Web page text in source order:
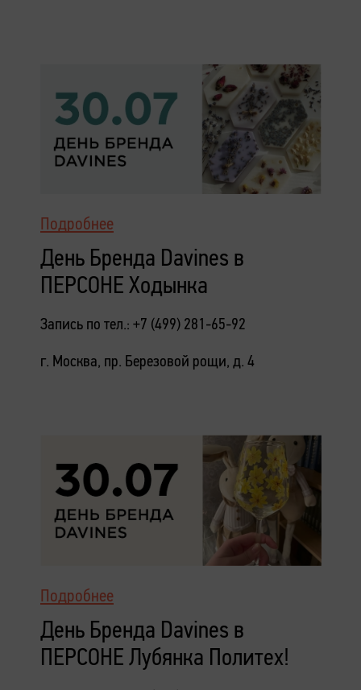
Подробнее
День Бренда Davines в
ПЕРСОНЕ Ходынка
Запись по тел.: +7 (499) 281-65-92
г. Москва, пр. Березовой рощи, д. 4
Подробнее
День Бренда Davines в
ПЕРСОНЕ Лубянка Политех!